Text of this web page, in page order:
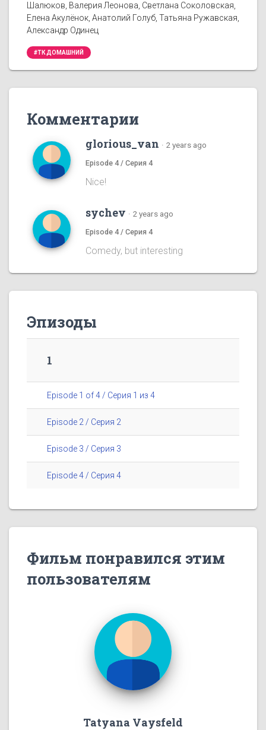
Шалюков, Валерия Леонова, Светлана Соколовская,
Елена Акулёнок, Анатолий Голуб, Татьяна Ружавская,
Александр Одинец
#ТК ДОМАШНИЙ
Комментарии
glorious_van · 2 years ago
Episode 4 / Серия 4
Nice!
sychev · 2 years ago
Episode 4 / Серия 4
Comedy, but interesting
Эпизоды
1
Episode 1 of 4 / Серия 1 из 4
Episode 2 / Серия 2
Episode 3 / Серия 3
Episode 4 / Серия 4
Фильм понравился этим
пользователям
Tatyana Vaysfeld